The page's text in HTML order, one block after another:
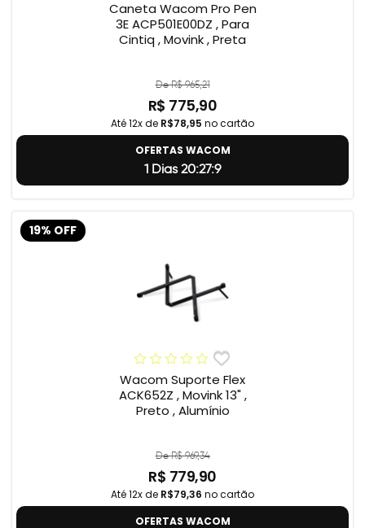
Caneta Wacom Pro Pen
3E ACP501E00DZ , Para
Cintiq , Movink , Preta
De R$ 965,21
R$ 775,90
Até 12x de R$78,95 no cartão
OFERTAS WACOM
1 Dias 20:27:8
19% OFF
Wacom Suporte Flex
ACK652Z , Movink 13" ,
Preto , Alumínio
De R$ 969,34
R$ 779,90
Até 12x de R$79,36 no cartão
OFERTAS WACOM